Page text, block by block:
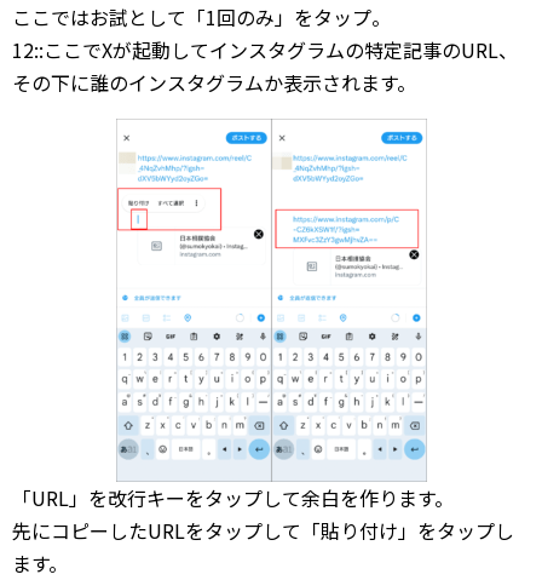
ここではお試として「1回のみ」をタップ。
12::ここでXが起動してインスタグラムの特定記事のURL、
その下に誰のインスタグラムか表示されます。
「URL」を改行キーをタップして余白を作ります。
先にコピーしたURLをタップして「貼り付け」をタップし
ます。